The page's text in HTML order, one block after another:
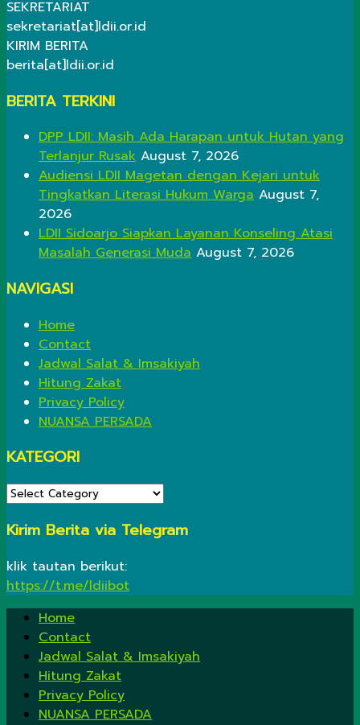
SEKRETARIAT
sekretariat[at]ldii.or.id
KIRIM BERITA
berita[at]ldii.or.id
BERITA TERKINI
DPP LDII: Masih Ada Harapan untuk Hutan yang
Terlanjur Rusak August 7, 2026
Audiensi LDII Magetan dengan Kejari untuk
Tingkatkan Literasi Hukum Warga August 7,
2026
LDII Sidoarjo Siapkan Layanan Konseling Atasi
Masalah Generasi Muda August 7, 2026
NAVIGASI
Home
Contact
Jadwal Salat & Imsakiyah
Hitung Zakat
Privacy Policy
NUANSA PERSADA
KATEGORI
KATEGORI
Kirim Berita via Telegram
klik tautan berikut:
https://t.me/ldiibot
Home
Contact
Jadwal Salat & Imsakiyah
Hitung Zakat
Privacy Policy
NUANSA PERSADA